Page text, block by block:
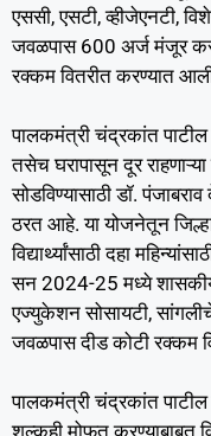
एससी, एसटी, व्हीजेएनटी,
जवळपास 600 अर्ज मंजूर
रक्कम वितरीत करण्यात
पालकमंत्री चंद्रकांत पाटील
तसेच घरापासून दूर राहणाऱ्या
सोडविण्यासाठी डॉ.
ठरत आहे. या योजनेतून जिल्हा
विद्यार्थ्यांसाठी दहा
सन 2024-25 मध्ये
एज्युकेशन सोसायटी,
जवळपास दीड कोटी रक्कम
पालकमंत्री चंद्रकांत पाटील